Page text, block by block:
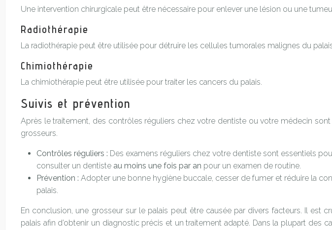
Une intervention chirurgicale peut être nécessaire pour enlever une lésion ou une
Radiothérapie
La radiothérapie peut être utilisée pour détruire les cellules tumorales malignes du
Chimiothérapie
La chimiothérapie peut être utilisée pour traiter les cancers du palais.
Suivis et prévention
Après le traitement, des contrôles réguliers chez votre dentiste ou votre médecin
grosseurs.
Contrôles réguliers : Des examens réguliers chez votre dentiste sont essentiels
consulter un dentiste au moins une fois par an pour un examen de routine.
Prévention : Adopter une bonne hygiène buccale, cesser de fumer et réduire la
palais.
En conclusion, une grosseur sur le palais peut être causée par divers facteurs. Il
palais afin d’obtenir un diagnostic précis et un traitement adapté. Dans la plupart